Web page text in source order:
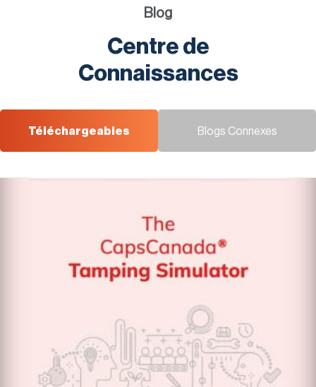
Blog
Centre de
Connaissances
Téléchargeables Blogs Connexes